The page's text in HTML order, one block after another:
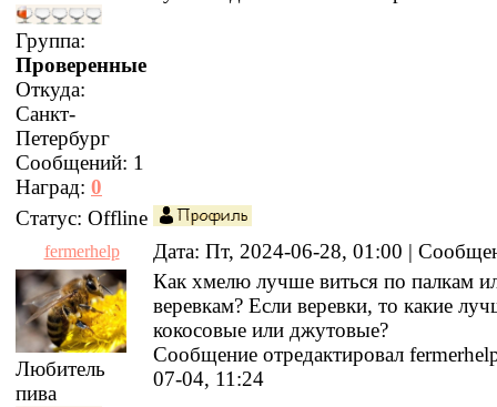
Группа:
Проверенные
Откуда:
Санкт-
Петербург
Сообщений: 1
Наград: 0
Статус: Offline
fermerhelp Дата: Пт, 2024-06-28, 01:00 |
Любитель
пива
Как хмелю лучше виться по палкам
веревкам? Если веревки, то какие
кокосовые или джутовые?
Сообщение отредактировал
07-04, 11:24